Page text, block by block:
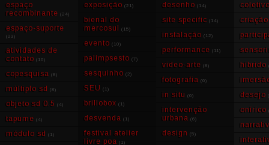
espaço
recombinante (24)
espaço-suporte
(23)
atividades de
contato (10)
copesquisa (8)
múltiplo sd (8)
objeto sd 0.5 (4)
tapume (4)
módulo sd (1)
exposição (21)
bienal do
mercosul
(15)
evento (10)
palimpsesto (7)
sesquinho (2)
SEU (1)
brillobox (1)
desvenda (1)
festival atelier
livre poa (1)
desenho (14)
site specific (14)
instalação (12)
performance (11)
video-arte (8)
fotografia (6)
in situ (6)
intervenção
urbana (6)
design (5)
criação
híbrido
desejo
onírico